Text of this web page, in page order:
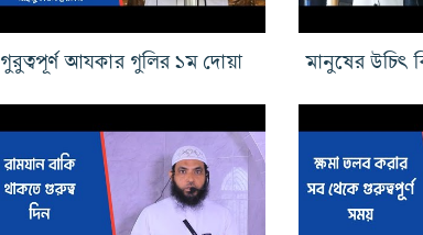
গুরুত্বপূর্ণ আযকার গুলির ১ম দোয়া